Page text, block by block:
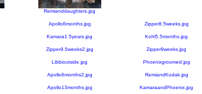
Remianddaughters.jpg
Apollo6months.jpg Zipper8.5weeks.jpg
Kamara1.5years.jpg Kohl5.5months.jpg
Zipper9.5weeks2.jpg Zipper9weeks.jpg
Libbioutside.jpg Phoenixgroomed.jpg
Apollo6months2.jpg RemiandKodak.jpg
Apollo13months.jpg KamaraandPhoenix.jpg